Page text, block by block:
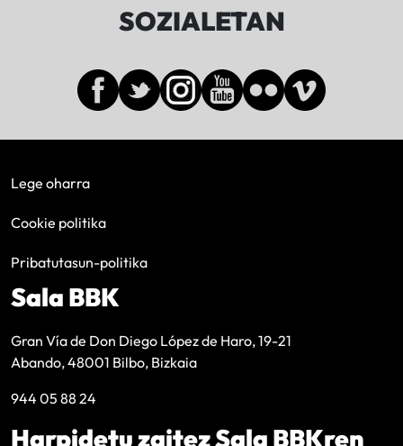
SOZIALETAN
Lege oharra
Cookie politika
Pribatutasun-politika
Sala BBK
Gran Vía de Don Diego López de Haro, 19-21
Abando, 48001 Bilbo, Bizkaia
944 05 88 24
Harpidetu zaitez Sala BBKren